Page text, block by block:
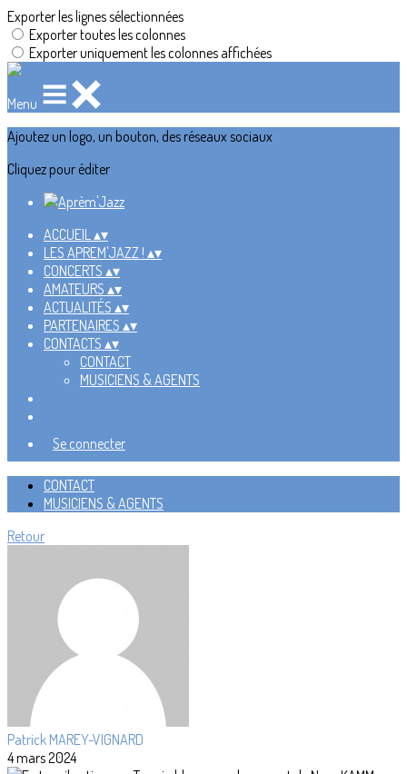
Exporter les lignes sélectionnées
Exporter toutes les colonnes
Exporter uniquement les colonnes affichées
Menu
Ajoutez un logo, un bouton, des réseaux sociaux
Cliquez pour éditer
ACCUEIL▴▾
LES APREM'JAZZ ! ▴▾
CONCERTS ▴▾
AMATEURS ▴▾
ACTUALITÉS ▴▾
PARTENAIRES ▴▾
CONTACTS ▴▾
CONTACT
MUSICIENS & AGENTS
Se connecter
CONTACT
MUSICIENS & AGENTS
Retour
Patrick MAREY-VIGNARD
4 mars 2024